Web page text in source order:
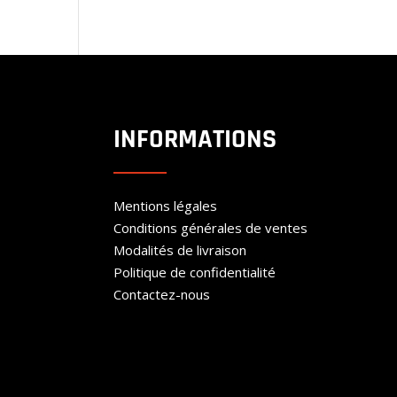
INFORMATIONS
Mentions légales
Conditions générales de ventes
Modalités de livraison
Politique de confidentialité
Contactez-nous